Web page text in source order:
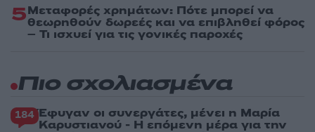
5Μεταφορές χρημάτων: Πότε μπορεί να
θεωρηθούν δωρεές και να επιβληθεί φόρος
– Τι ισχυεί για τις γονικές παροχές
Πιο σχολιασμένα
184 Έφυγαν οι συνεργάτες, μένει η Μαρία
Καρυστιανού - Η επόμενη μέρα για την